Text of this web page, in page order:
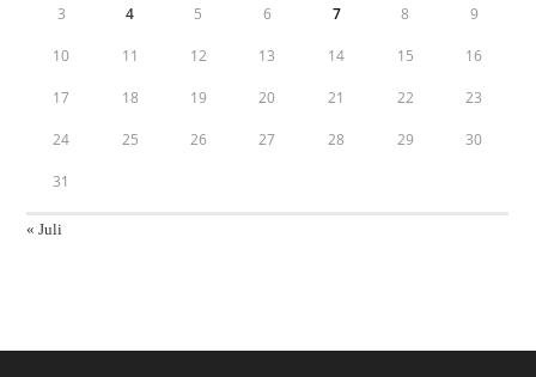
3 4 5 6 7 8 9
10 11 12 13 14 15 16
17 18 19 20 21 22 23
24 25 26 27 28 29 30
31
« Juli